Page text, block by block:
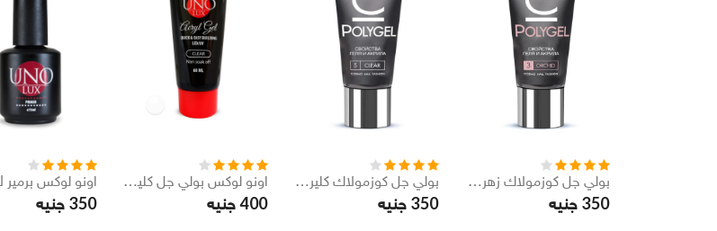
بولي جل كوزمولاك زهرة الاوركيد 30 مل
350 جنيه
بولي جل كوزمولاك كلير 30 مل
350 جنيه
اونو لوكس بولي جل كلير 60 مل
400جنيه 350 جنيه